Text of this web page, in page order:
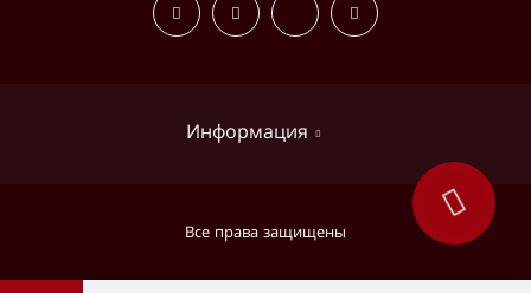
Информация
Все права защищены